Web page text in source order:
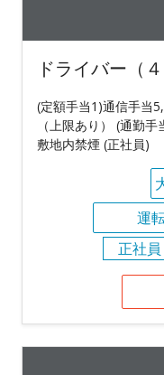
ドライバー（４
(定額手当1)通信手当
（上限あり） (通勤
敷地内禁煙 (正社員)
運
正社員